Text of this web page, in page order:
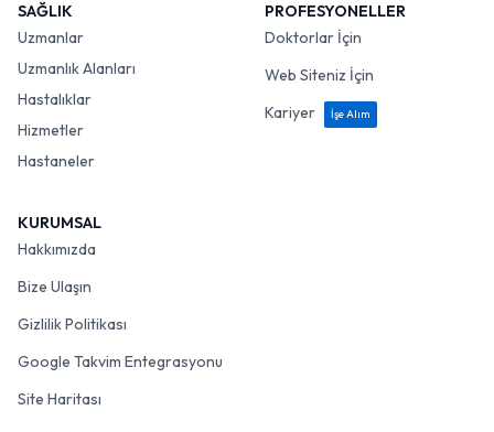
SAĞLIK
Uzmanlar
Uzmanlık Alanları
Hastalıklar
Hizmetler
Hastaneler
PROFESYONELLER
Doktorlar İçin
Web Siteniz İçin
Kariyer
İşe Alım
KURUMSAL
Hakkımızda
Bize Ulaşın
Gizlilik Politikası
Google Takvim Entegrasyonu
Site Haritası